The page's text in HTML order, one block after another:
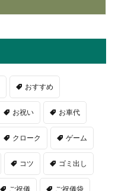
おすすめ
お祝い お車代
クローク ゲーム
コツ ゴミ出し
ご祝儀 ご祝儀袋